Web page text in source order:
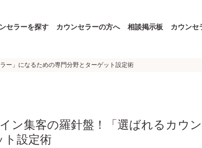
セラーを探す カウンセラーの方へ 相談掲示板 カウンセ
ー」になるための専門分野とターゲット設定術
イン集客の羅針盤！「選ばれるカウ
ト設定術